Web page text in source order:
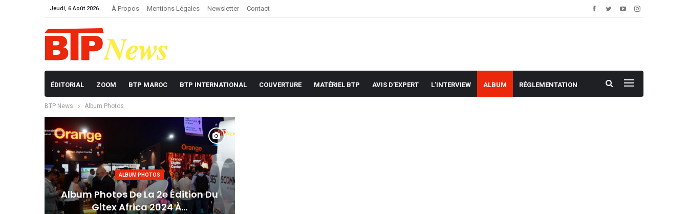
Jeudi, 6 Août 2026 À Propos Mentions Légales Newsletter Contact
ÉDITORIAL ZOOM BTP MAROC BTP INTERNATIONAL COUVERTURE MATÉRIEL BTP AVIS D’EXPERT L’INTERVIEW ALBUM RÉGLEMENTATION
BTP News Album Photos
ALBUM PHOTOS
Album Photos De La 2e Édition Du
Gitex Africa 2024 À…